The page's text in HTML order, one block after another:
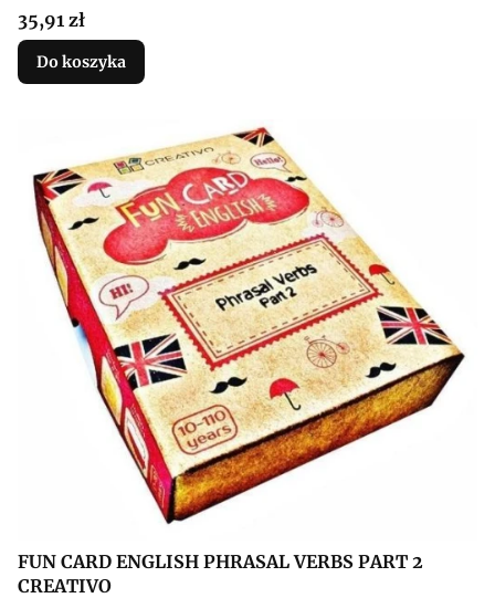
Cena
35,91 zł
Do koszyka
FUN CARD ENGLISH PHRASAL VERBS PART 2
CREATIVO